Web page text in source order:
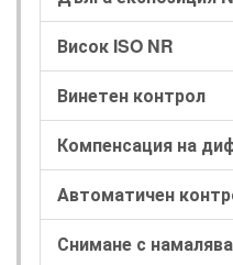
Висок ISO NR
Винетен контрол
Компенсация на
Автоматичен
Снимане с